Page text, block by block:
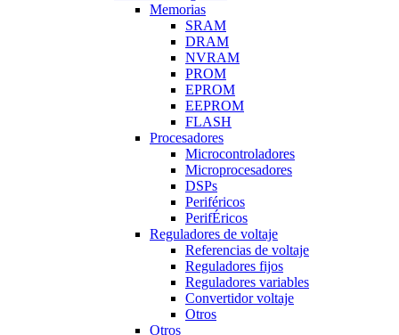
Memorias
SRAM
DRAM
NVRAM
PROM
EPROM
EEPROM
FLASH
Procesadores
Microcontroladores
Microprocesadores
DSPs
Periféricos
PerifÉricos
Reguladores de voltaje
Referencias de voltaje
Reguladores fijos
Reguladores variables
Convertidor voltaje
Otros
Otros